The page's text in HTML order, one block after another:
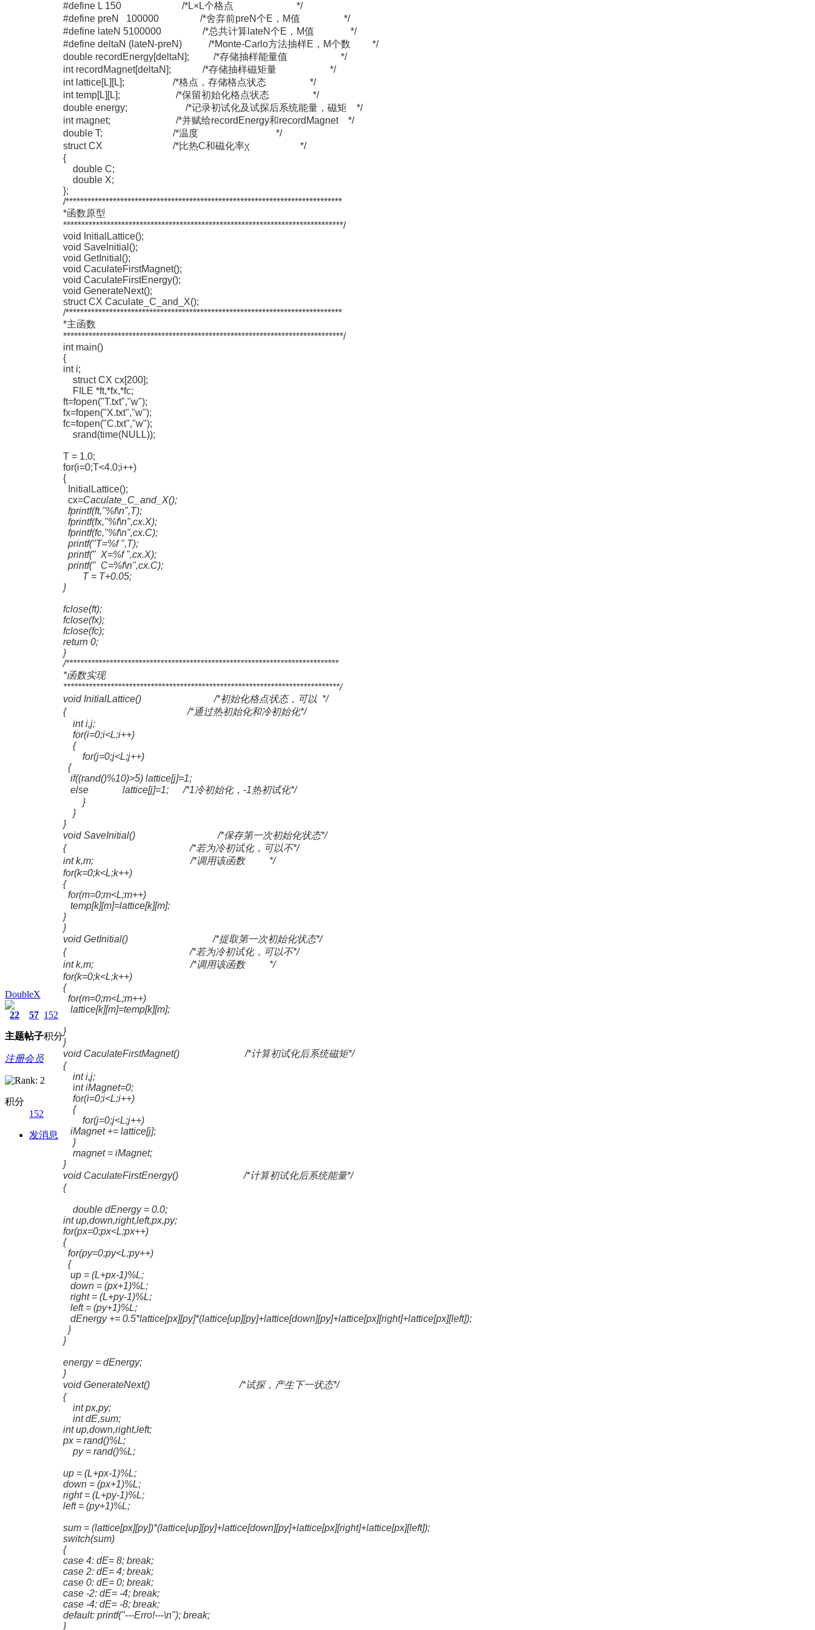
DoubleX
22
主题
57
帖子
152
积分
注册会员
积分
152
发消息
#define L 150 /*L×L个格点 */
#define preN 100000 /*舍弃前preN个E，M值 */
#define lateN 5100000 /*总共计算lateN个E，M值 */
#define deltaN (lateN-preN) /*Monte-Carlo方法抽样E，M个数 */
double recordEnergy[deltaN]; /*存储抽样能量值 */
int recordMagnet[deltaN]; /*存储抽样磁矩量 */
int lattice[L][L]; /*格点，存储格点状态 */
int temp[L][L]; /*保留初始化格点状态 */
double energy; /*记录初试化及试探后系统能量，磁矩 */
int magnet; /*并赋给recordEnergy和recordMagnet */
double T; /*温度 */
struct CX /*比热C和磁化率χ */
{
double C;
double X;
};
/****************************************************************************
*函数原型
*****************************************************************************/
void InitialLattice();
void SaveInitial();
void GetInitial();
void CaculateFirstMagnet();
void CaculateFirstEnergy();
void GenerateNext();
struct CX Caculate_C_and_X();
/****************************************************************************
*主函数
*****************************************************************************/
int main()
{
int i;
struct CX cx[200];
FILE *ft,*fx,*fc;
ft=fopen("T.txt","w");
fx=fopen("X.txt","w");
fc=fopen("C.txt","w");
srand(time(NULL));
T = 1.0;
for(i=0;T<4.0;i++)
{
InitialLattice();
cx=Caculate_C_and_X();
fprintf(ft,"%f\n",T);
fprintf(fx,"%f\n",cx.X);
fprintf(fc,"%f\n",cx.C);
printf("T=%f ",T);
printf(" X=%f ",cx.X);
printf(" C=%f\n",cx.C);
T = T+0.05;
}
fclose(ft);
fclose(fx);
fclose(fc);
return 0;
}
/***************************************************************************
*函数实现
****************************************************************************/
void InitialLattice() /*初始化格点状态，可以 */
{ /*通过热初始化和冷初始化*/
int i,j;
for(i=0;i<L;i++)
{
for(j=0;j<L;j++)
{
if((rand()%10)>5) lattice[j]=1;
else lattice[j]=1; /*1冷初始化，-1热初试化*/
}
}
}
void SaveInitial() /*保存第一次初始化状态*/
{ /*若为冷初试化，可以不*/
int k,m; /*调用该函数 */
for(k=0;k<L;k++)
{
for(m=0;m<L;m++)
temp[k][m]=lattice[k][m];
}
}
void GetInitial() /*提取第一次初始化状态*/
{ /*若为冷初试化，可以不*/
int k,m; /*调用该函数 */
for(k=0;k<L;k++)
{
for(m=0;m<L;m++)
lattice[k][m]=temp[k][m];
}
}
void CaculateFirstMagnet() /*计算初试化后系统磁矩*/
{
int i,j;
int iMagnet=0;
for(i=0;i<L;i++)
{
for(j=0;j<L;j++)
iMagnet += lattice[j];
}
magnet = iMagnet;
}
void CaculateFirstEnergy() /*计算初试化后系统能量*/
{
double dEnergy = 0.0;
int up,down,right,left,px,py;
for(px=0;px<L;px++)
{
for(py=0;py<L;py++)
{
up = (L+px-1)%L;
down = (px+1)%L;
right = (L+py-1)%L;
left = (py+1)%L;
dEnergy += 0.5*lattice[px][py]*(lattice[up][py]+lattice[down][py]+lattice[px][right]+lattice[px][left]);
}
}
energy = dEnergy;
}
void GenerateNext() /*试探，产生下一状态*/
{
int px,py;
int dE,sum;
int up,down,right,left;
px = rand()%L;
py = rand()%L;
up = (L+px-1)%L;
down = (px+1)%L;
right = (L+py-1)%L;
left = (py+1)%L;
sum = (lattice[px][py])*(lattice[up][py]+lattice[down][py]+lattice[px][right]+lattice[px][left]);
switch(sum)
{
case 4: dE= 8; break;
case 2: dE= 4; break;
case 0: dE= 0; break;
case -2: dE= -4; break;
case -4: dE= -8; break;
default: printf("---Erro!---\n"); break;
}